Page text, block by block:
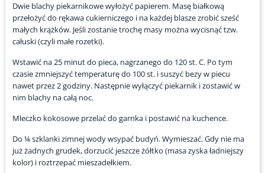
Dwie blachy piekarnikowe wyłożyć papierem. Masę białkową
przełożyć do rękawa cukierniczego i na każdej blasze zrobić sześć
małych krążków. Jeśli zostanie trochę masy można wycisnąć tzw.
całuski (czyli małe rozetki).
Wstawić na 25 minut do pieca, nagrzanego do 120 st. C. Po tym
czasie zmniejszyć temperaturę do 100 st. i suszyć bezy w piecu
nawet przez 2 godziny. Następnie wyłączyć piekarnik i zostawić w
nim blachy na całą noc.
Mleczko kokosowe przelać do garnka i postawić na kuchence.
Do ¼ szklanki zimnej wody wsypać budyń. Wymieszać. Gdy nie ma
już żadnych grudek, dorzucić jeszcze żółtko (masa zyska ładniejszy
kolor) i roztrzepać mieszadełkiem.